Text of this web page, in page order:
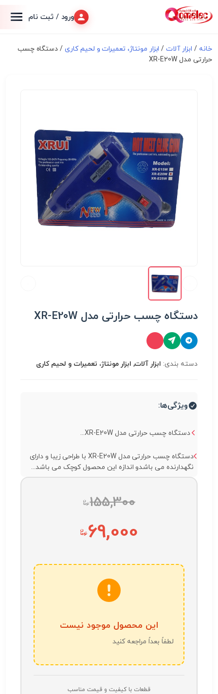
ورود / ثبت نام
خانه / ابزار آلات/ ابزار مونتاژ، تعميرات و لحیم کاری/ دستگاه چسب
حرارتی مدل XR-E20W
دستگاه چسب حرارتی مدل XR-E20W
دسته بندی: ابزار آلات, ابزار مونتاژ، تعميرات و لحیم کاری
ویژگی‌ها:
دستگاه چسب حرارتی مدل XR-E20W...
دستگاه چسب حرارتی مدل XR-E20W با طراحی زیبا و دارای
نگهدارنده می باشدو اندازه این محصول کوچک می باشد...
155,300
69,000
این محصول موجود نیست
لطفاً بعداً مراجعه کنید
قطعات با کیفیت و قیمت مناسب